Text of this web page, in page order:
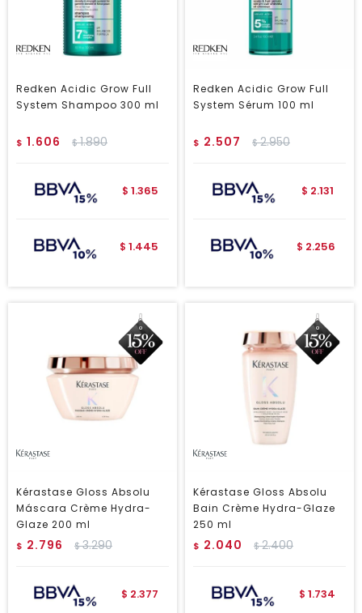
Redken Acidic Grow Full
System Shampoo 300 ml
$ 1.606 $1.890
$ 1.365
$ 1.445
Redken Acidic Grow Full
System Sérum 100 ml
$ 2.507 $2.950
$ 2.131
$ 2.256
Kérastase Gloss Absolu
Máscara Crème Hydra-
Glaze 200 ml
$ 2.796 $3.290
$ 2.377
Kérastase Gloss Absolu
Bain Crème Hydra-Glaze
250 ml
$ 2.040 $2.400
$ 1.734